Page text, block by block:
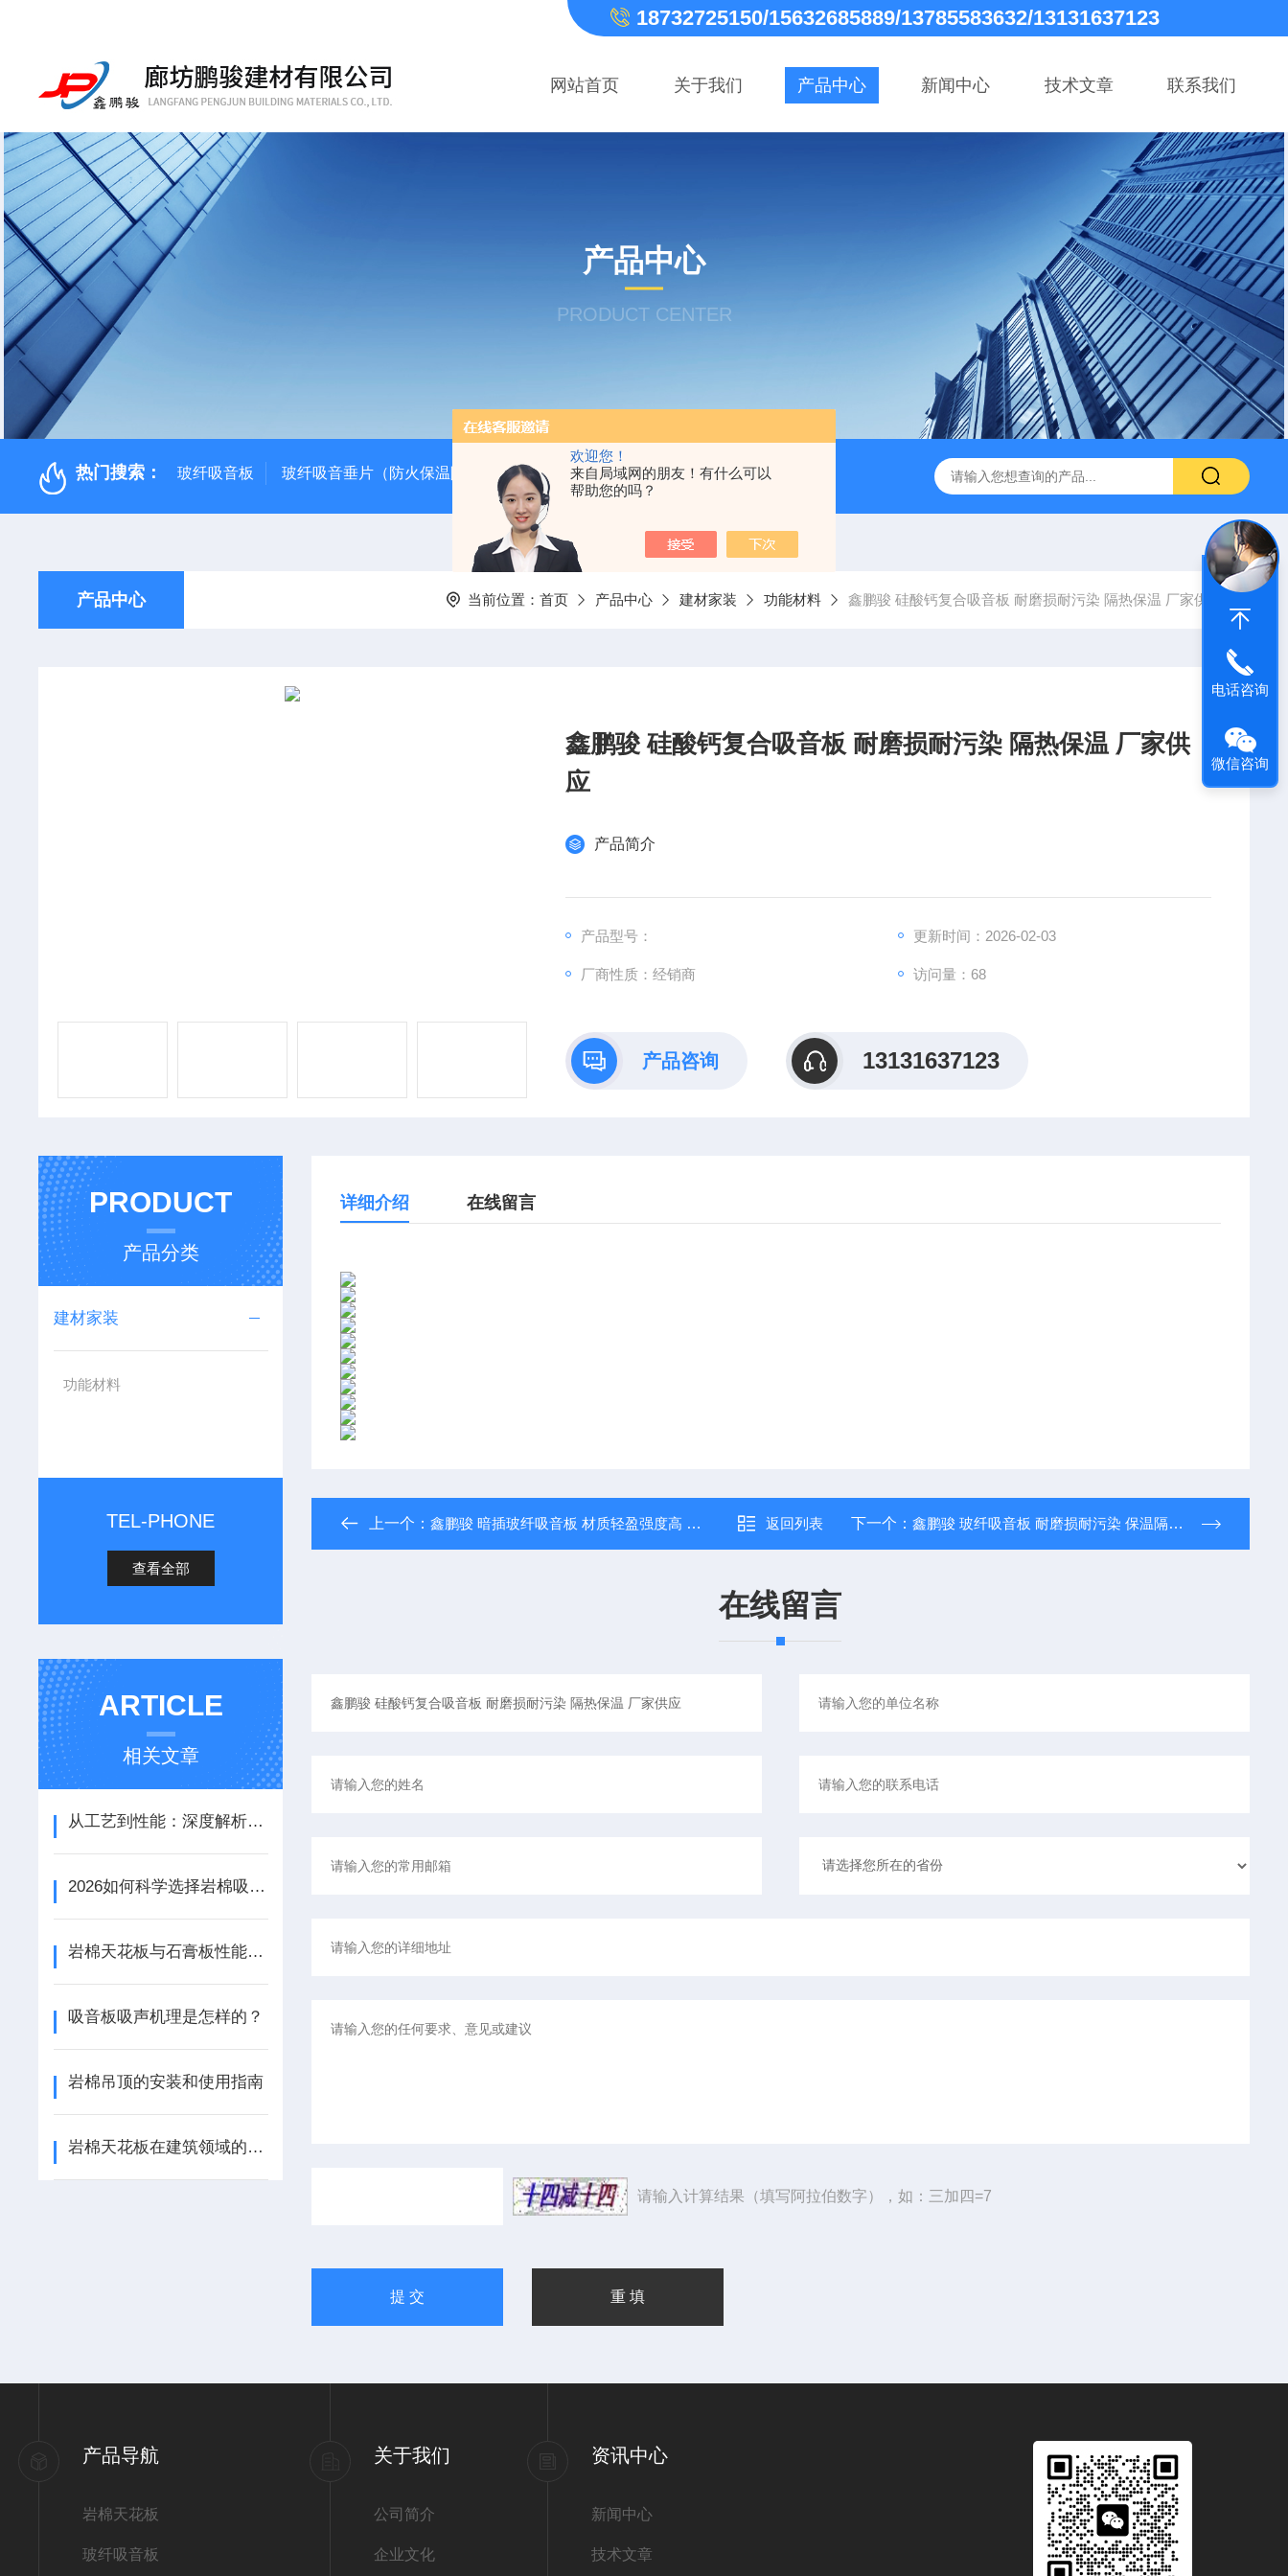
欢迎您！
来自局域网的朋友！有什么可以
帮助您的吗？
18732725150/15632685889/13785583632/13131637123
网站首页 关于我们 产品中心 新闻中心 技术文章 联系我们
产品中心
PRODUCT CENTER
热门搜索： 玻纤吸音板 玻纤吸音垂片（防火保温隔音降噪） 岩棉吸音板（吊顶专用装饰材料） 600*600 600*1200鑫鹏骏 岩棉天花板 防火抗下陷 吸音吊顶 玻纤
产品中心 当前位置： 首页 产品中心 建材家装 功能材料 鑫鹏骏 硅酸钙复合吸音板 耐磨损耐污染 隔热保温 厂家供应
鑫鹏骏 硅酸钙复合吸音板 耐磨损耐污染 隔热保温 厂家供
应
产品简介
产品型号： 更新时间：2026-02-03
厂商性质：经销商 访问量：68
产品咨询 13131637123
PRODUCT
产品分类
建材家装
功能材料
TEL-PHONE
查看全部
ARTICLE
相关文章
从工艺到性能：深度解析铝天花吸音板的结构优势与应用场景
2026如何科学选择岩棉吸音板：性能参数、安装工艺与场景适配
岩棉天花板与石膏板性能与应用的对比分析
吸音板吸声机理是怎样的？
岩棉吊顶的安装和使用指南
岩棉天花板在建筑领域的应用
详细介绍 在线留言
上一个：鑫鹏骏 暗插玻纤吸音板 材质轻盈强度高 耐冲击抗变形 全国配送 返回列表 下一个： 鑫鹏骏 玻纤吸音板 耐磨损耐污染 保温隔热好 支持定制
在线留言
请输入计算结果（填写阿拉伯数字），如：三加四=7
产品导航
岩棉天花板
玻纤吸音板
关于我们
公司简介
企业文化
资讯中心
新闻中心
技术文章
电话咨询
微信咨询